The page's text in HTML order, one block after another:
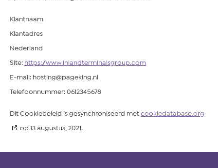
Klantnaam
Klantadres
Nederland
Site: https://www.inlandterminalsgroup.com
E-mail: hosting@pageking.nl
Telefoonnummer: 0612345678
Dit Cookiebeleid is gesynchroniseerd met cookiedatabase.org
op 13 augustus, 2021.